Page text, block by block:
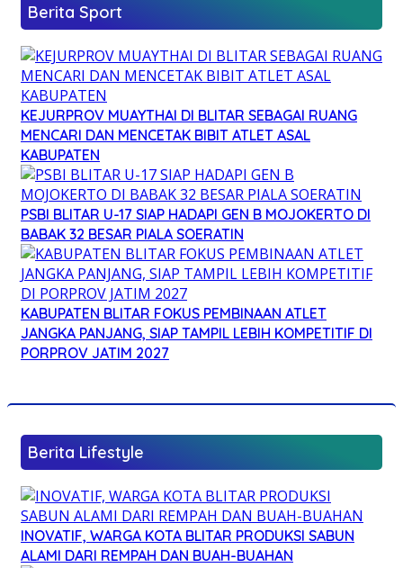
Berita Sport
KEJURPROV MUAYTHAI DI BLITAR SEBAGAI RUANG
MENCARI DAN MENCETAK BIBIT ATLET ASAL
KABUPATEN
PSBI BLITAR U-17 SIAP HADAPI GEN B MOJOKERTO DI
BABAK 32 BESAR PIALA SOERATIN
KABUPATEN BLITAR FOKUS PEMBINAAN ATLET
JANGKA PANJANG, SIAP TAMPIL LEBIH KOMPETITIF DI
PORPROV JATIM 2027
Berita Lifestyle
INOVATIF, WARGA KOTA BLITAR PRODUKSI SABUN
ALAMI DARI REMPAH DAN BUAH-BUAHAN